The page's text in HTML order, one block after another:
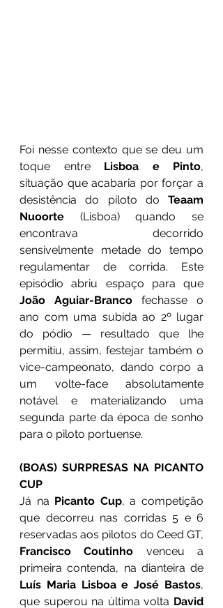
Foi nesse contexto que se deu um
toque entre Lisboa e Pinto,
situação que acabaria por forçar a
desistência do piloto do Teaam
Nuoorte (Lisboa) quando se
encontrava decorrido
sensivelmente metade do tempo
regulamentar de corrida. Este
João Aguiar-Branco fechasse o
ano com uma subida ao 2º lugar
do pódio — resultado que lhe
permitiu, assim, festejar também o
vice-campeonato, dando corpo a
um volte-face absolutamente
notável e materializando uma
segunda parte da época de sonho
para o piloto portuense.
(BOAS) SURPRESAS NA PICANTO
CUP
Já na Picanto Cup, a competição
que decorreu nas corridas 5 e 6
Francisco Coutinho venceu a
Luís Maria Lisboa e José Bastos,
que superou na última volta David